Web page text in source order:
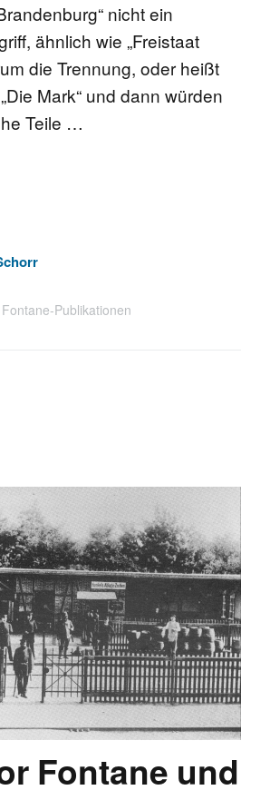
nicht ein
ähnlich wie „Freistaat
die Trennung, oder heißt
Mark“ und dann würden
Teile …
Fontane-Publikationen
Fontane und